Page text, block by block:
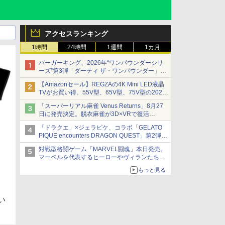
アクセスランキング
1時間 24時間 1週間 1カ月
バーガーキング、2026年“ワンパウンダーシリ
ーズ”第3弾「ダーティ ザ・ワンパウンダー」を
8月7日発売
「特製ガーリックマヨソース」を使用した超大
型チーズバーガー
【Amazonセール】REGZAの4K Mini LED液晶
TVがお買い得。55V型、65V型、75V型の2026
年モデルがラインナップ
「スーパーリアル麻雀 Venus Returns」8月27
日に発売決定。脱衣麻雀が3D×VRで復活
発売から2週間は20%オフになるセールが実施
「ドラクエ」×ジェラピケ、コラボ「GELATO
PIQUE encounters DRAGON QUEST」第2弾が
本日発売
アイスカップに入ったスライムやわたぼう、ベ
ビーサタンなどがオリジナルアートで登場
対戦型格闘ゲーム「MARVEL闘魂」本日発売。
マーベルを代表するヒーローやヴィランたちが
「GUILTY GEAR」などの格ゲーを手掛けるア
もっと見る